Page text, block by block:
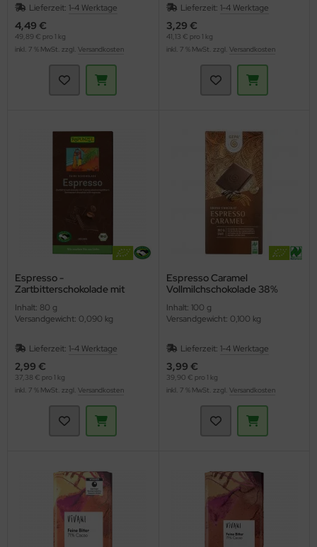
Lieferzeit: 1-4 Werktage
4,49 €
49,89 € pro 1 kg
inkl. 7 % MwSt. zzgl. Versandkosten
Lieferzeit: 1-4 Werktage
3,29 €
41,13 € pro 1 kg
inkl. 7 % MwSt. zzgl. Versandkosten
Espresso -
Zartbitterschokolade mit
(Rapunzel)
Inhalt: 80 g
Versandgewicht: 0,090 kg
Lieferzeit: 1-4 Werktage
2,99 €
37,38 € pro 1 kg
inkl. 7 % MwSt. zzgl. Versandkosten
Espresso Caramel
Vollmilchschokolade 38%
Inhalt: 100 g
Versandgewicht: 0,100 kg
Lieferzeit: 1-4 Werktage
3,99 €
39,90 € pro 1 kg
inkl. 7 % MwSt. zzgl. Versandkosten